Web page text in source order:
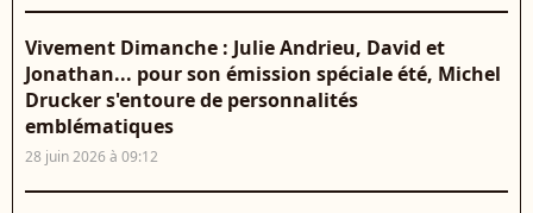
Vivement Dimanche : Julie Andrieu, David et
Jonathan... pour son émission spéciale été, Michel
Drucker s'entoure de personnalités
emblématiques
28 juin 2026 à 09:12